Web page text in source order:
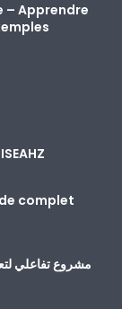
– Apprendre
مجسّم تعليمي للنظام الشمسي | مشروع طلبة ISEAHZ
complet